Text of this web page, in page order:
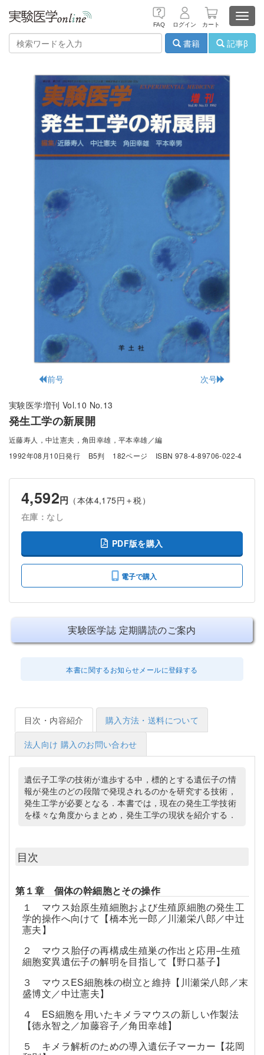
FAQ ログイン カート
書籍
記事β
前号 次号
実験医学増刊 Vol.10 No.13
発生工学の新展開
近藤寿人，中辻憲夫，角田幸雄，平本幸雄／編
1992年08月10日発行
B5判 182ページ ISBN 978-4-89706-022-4
4,592円 （本体4,175円＋税）
在庫：なし
PDF版を購入
電子で購入
実験医学誌 定期購読のご案内
本書に関するお知らせメールに登録する
目次・内容紹介 購入方法・送料について
法人向け 購入のお問い合わせ
遺伝子工学の技術が進歩する中，標的とする遺伝子の情
報が発生のどの段階で発現されるのかを研究する技術，
発生工学が必要となる．本書では，現在の発生工学技術
を様々な角度からまとめ，発生工学の現状を紹介する．
目次
第１章 個体の幹細胞とその操作
１ マウス始原生殖細胞および生殖原細胞の発生工
学的操作へ向けて【橋本光一郎／川瀬栄八郎／中辻
憲夫】
２ マウス胎仔の再構成生殖巣の作出と応用−生殖
細胞変異遺伝子の解明を目指して【野口基子】
３ マウスES細胞株の樹立と維持【川瀬栄八郎／末
盛博文／中辻憲夫】
４ ES細胞を用いたキメラマウスの新しい作製法
【徳永智之／加藤容子／角田幸雄】
５ キメラ解析のための導入遺伝子マーカー【花岡